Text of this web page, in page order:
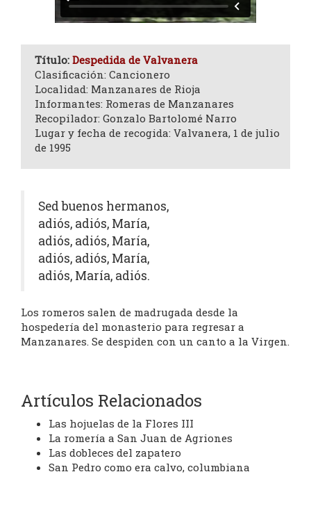
Título: Despedida de Valvanera
Clasificación: Cancionero
Localidad: Manzanares de Rioja
Informantes: Romeras de Manzanares
Recopilador: Gonzalo Bartolomé Narro
Lugar y fecha de recogida: Valvanera, 1 de julio
de 1995
Sed buenos hermanos,
adiós, adiós, María,
adiós, adiós, María,
adiós, adiós, María,
adiós, María, adiós.
Los romeros salen de madrugada desde la
hospedería del monasterio para regresar a
Manzanares. Se despiden con un canto a la Virgen.
Artículos Relacionados
Las hojuelas de la Flores III
La romería a San Juan de Agriones
Las dobleces del zapatero
San Pedro como era calvo, columbiana